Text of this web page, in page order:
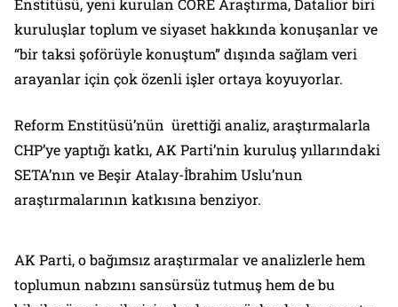
Enstitüsü, yeni kurulan CORE Araştırma, Datalior biri
kuruluşlar toplum ve siyaset hakkında konuşanlar ve
“bir taksi şoförüyle konuştum” dışında sağlam veri
arayanlar için çok özenli işler ortaya koyuyorlar.
Reform Enstitüsü’nün ürettiği analiz, araştırmalarla
CHP’ye yaptığı katkı, AK Parti’nin kuruluş yıllarındaki
SETA’nın ve Beşir Atalay-İbrahim Uslu’nun
araştırmalarının katkısına benziyor.
AK Parti, o bağımsız araştırmalar ve analizlerle hem
toplumun nabzını sansürsüz tutmuş hem de bu